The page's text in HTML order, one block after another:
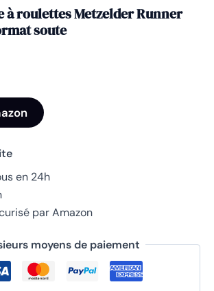
à roulettes Metzelder Runner
soute
en 24h
par Amazon
moyens de paiement